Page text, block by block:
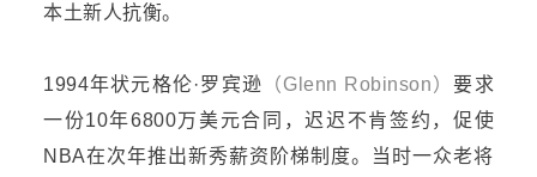
本土新人抗衡。
1994年状元格伦·罗宾逊 （Glenn Robinson）要求
一份10年6800万美元合同，迟迟不肯签约，促使
NBA在次年推出新秀薪资阶梯制度。当时一众老将